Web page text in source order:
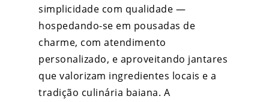
simplicidade com qualidade —
hospedando-se em pousadas de
charme, com atendimento
personalizado, e aproveitando jantares
que valorizam ingredientes locais e a
tradição culinária baiana. A